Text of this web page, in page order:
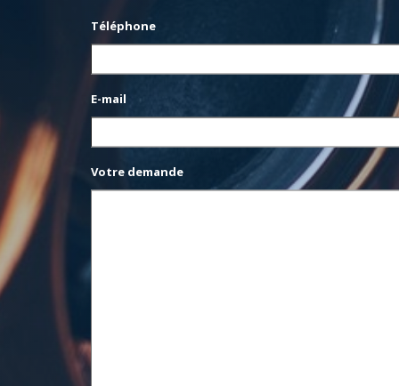
Téléphone
E-mail
Votre demande